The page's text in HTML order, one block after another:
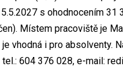
s ohodnocením
Místem pracoviště je
vhodná i pro absolventy.
604 376 028, e-mail: